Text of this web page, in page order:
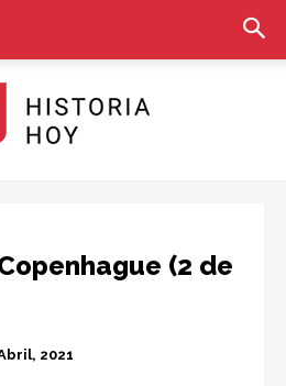
(2 de
2021